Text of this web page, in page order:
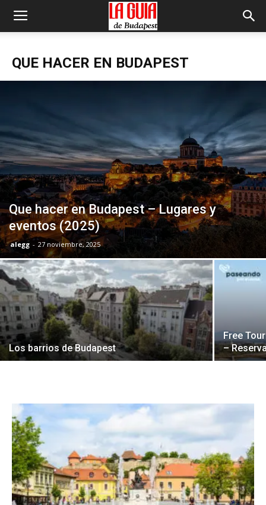
QUE HACER EN BUDAPEST
Que hacer en Budapest – Lugares y
eventos (2025)
alegg - 27 noviembre, 2025
Los barrios de Budapest
Free
–